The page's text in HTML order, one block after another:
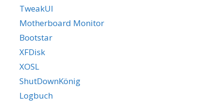
TweakUI
Motherboard Monitor
Bootstar
XFDisk
XOSL
ShutDownKönig
Logbuch